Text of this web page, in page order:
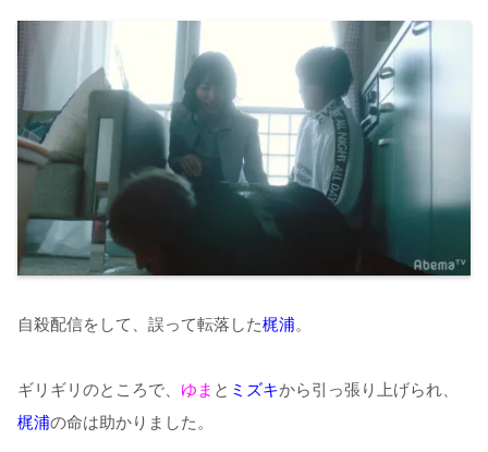
自殺配信をして、誤って転落した梶浦。
ギリギリのところで、 ゆま と ミズキから引っ張り上げられ、
梶浦の命は助かりました。